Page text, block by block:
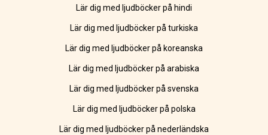
Lär dig med ljudböcker på hindi
Lär dig med ljudböcker på turkiska
Lär dig med ljudböcker på koreanska
Lär dig med ljudböcker på arabiska
Lär dig med ljudböcker på svenska
Lär dig med ljudböcker på polska
Lär dig med ljudböcker på nederländska